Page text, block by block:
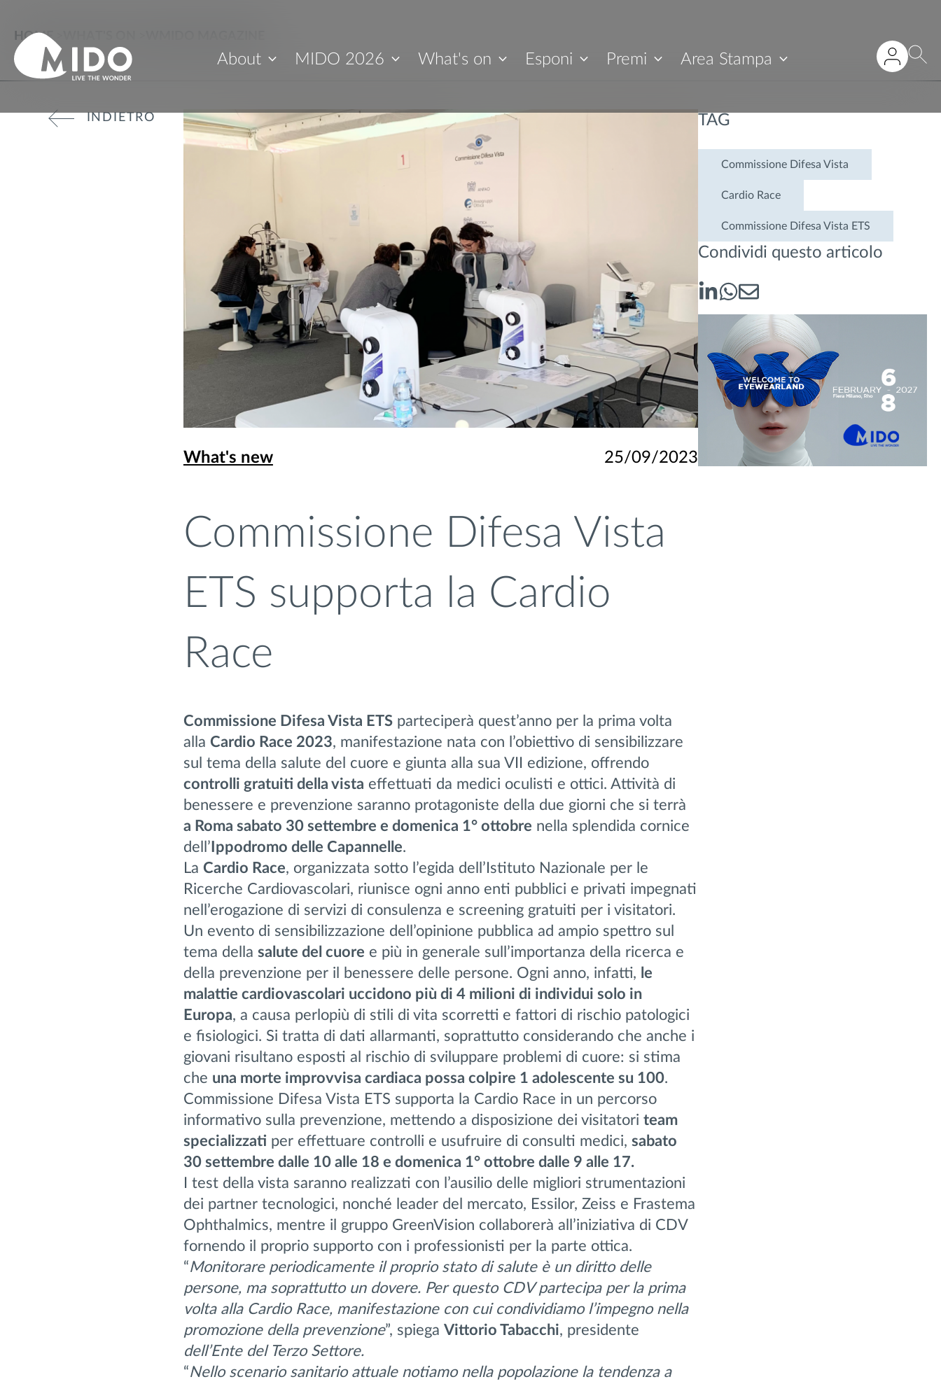
About MIDO 2026 What's on Esponi Premi Area Stampa
HOME
What's new 25/09/2023
Commissione Difesa Vista
ETS supporta la Cardio
Race
Commissione Difesa Vista ETSparteciperà quest’anno per la prima volta
alla Cardio Race 2023, manifestazione nata con l’obiettivo di sensibilizzare
sul tema della salute del cuore e giunta alla sua VII edizione, offrendo
controlli gratuiti della vista effettuati da medici oculisti e ottici. Attività di
benessere e prevenzione saranno protagoniste della due giorni che si terrà
a Roma sabato 30 settembre e domenica 1° ottobre nella splendida cornice
dell’ Ippodromo delle Capannelle.
La Cardio Race, organizzata sotto l’egida dell’Istituto Nazionale per le
Ricerche Cardiovascolari, riunisce ogni anno enti pubblici e privati impegnati
nell’erogazione di servizi di consulenza e screening gratuiti per i visitatori.
Un evento di sensibilizzazione dell’opinione pubblica ad ampio spettro sul
tema della salute del cuore e più in generale sull’importanza della ricerca e
della prevenzione per il benessere delle persone. Ogni anno, infatti, le
malattie cardiovascolari uccidono più di 4 milioni di individui solo in
Europa, a causa perlopiù di stili di vita scorretti e fattori di rischio patologici
e fisiologici. Si tratta di dati allarmanti, soprattutto considerando che anche i
giovani risultano esposti al rischio di sviluppare problemi di cuore: si stima
che una morte improvvisa cardiaca possa colpire 1 adolescente su 100.
Commissione Difesa Vista ETS supporta la Cardio Race in un percorso
informativo sulla prevenzione, mettendo a disposizione dei visitatori team
specializzatiper effettuare controlli e usufruire di consulti medici, sabato
30 settembre dalle 10 alle 18 e domenica 1° ottobre dalle 9 alle 17.
I test della vista saranno realizzati con l’ausilio delle migliori strumentazioni
dei partner tecnologici, nonché leader del mercato, Essilor, Zeiss e Frastema
Ophthalmics, mentre il gruppo GreenVision collaborerà all’iniziativa di CDV
fornendo il proprio supporto con i professionisti per la parte ottica.
“Monitorare periodicamente il proprio stato di salute è un diritto delle
persone, ma soprattutto un dovere. Per questo CDV partecipa per la prima
volta alla Cardio Race, manifestazione con cui condividiamo l’impegno nella
promozione della prevenzione”, spiega Vittorio Tabacchi, presidente
dell’Ente del Terzo Settore.
“Nello scenario sanitario attuale notiamo nella popolazione la tendenza a
TAG
Commissione Difesa Vista
Cardio Race
Commissione Difesa Vista ETS
Condividi questo articolo
INDIETRO